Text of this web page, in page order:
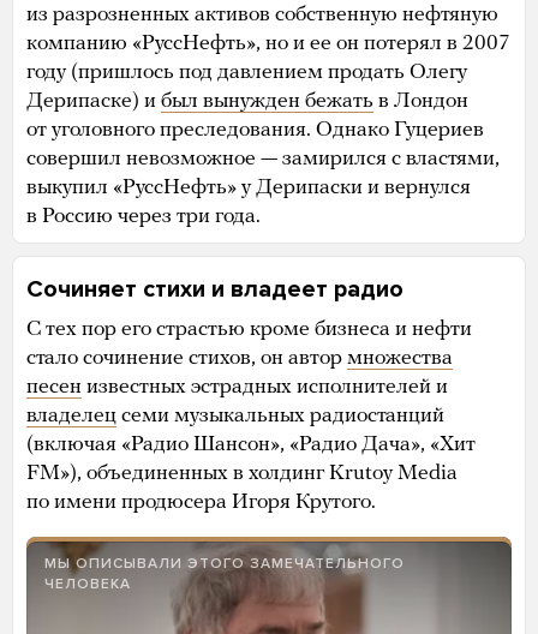
из разрозненных активов собственную нефтяную
компанию «РуссНефть», но и ее он потерял в 2007
году (пришлось под давлением продать Олегу
Дерипаске) и был вынужден бежать в Лондон
от уголовного преследования. Однако Гуцериев
совершил невозможное — замирился с властями,
выкупил «РуссНефть» у Дерипаски и вернулся
в Россию через три года.
Сочиняет стихи и владеет радио
С тех пор его страстью кроме бизнеса и нефти
стало сочинение стихов, он автор множества
песен известных эстрадных исполнителей и
владелец семи музыкальных радиостанций
(включая «Радио Шансон», «Радио Дача», «Хит
FM»), объединенных в холдинг Krutoy Media
по имени продюсера Игоря Крутого.
МЫ ОПИСЫВАЛИ ЭТОГО ЗАМЕЧАТЕЛЬНОГО
ЧЕЛОВЕКА